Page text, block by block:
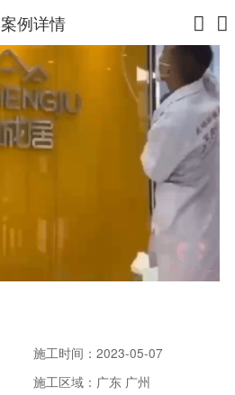
案例详情
施工时间：2023-05-07
施工区域：广东 广州